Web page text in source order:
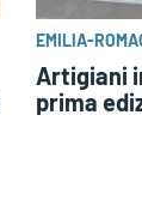
EMILIA-
Artigiani
prima